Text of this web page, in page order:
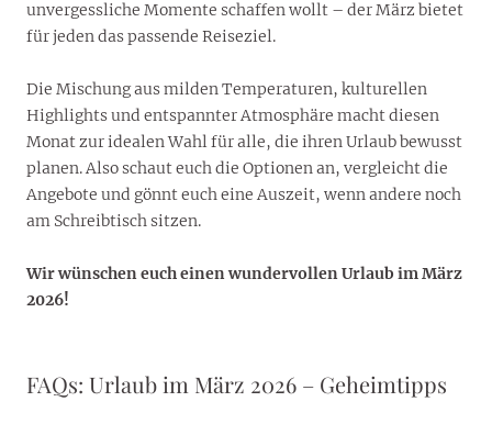
unvergessliche Momente schaffen wollt – der März bietet
für jeden das passende Reiseziel.
Die Mischung aus milden Temperaturen, kulturellen
Highlights und entspannter Atmosphäre macht diesen
Monat zur idealen Wahl für alle, die ihren Urlaub bewusst
planen. Also schaut euch die Optionen an, vergleicht die
Angebote und gönnt euch eine Auszeit, wenn andere noch
am Schreibtisch sitzen.
Wir wünschen euch einen wundervollen Urlaub im März
2026!
FAQs: Urlaub im März 2026 – Geheimtipps